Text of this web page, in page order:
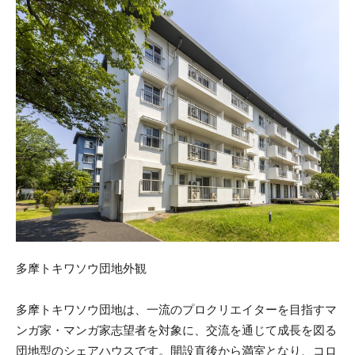
多摩トキワソウ団地外観
多摩トキワソウ団地は、一流のプロクリエイターを目指すマ
ンガ家・マンガ家志望者を対象に、交流を通じて成長を図る
団地型のシェアハウスです。開設直後から満室となり、コロ